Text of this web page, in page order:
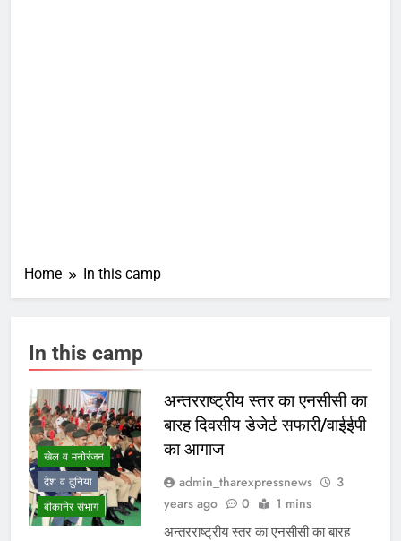
Home In this camp
In this camp
खेल व मनोरंजन
देश व दुनिया
बीकानेर संभाग
अन्तरराष्ट्रीय स्तर का एनसीसी का
बारह दिवसीय डेजेर्ट सफारी/वाईईपी
का आगाज
admin_tharexpressnews
3
years ago
0 1 mins
अन्तरराष्ट्रीय स्तर का एनसीसी का बारह